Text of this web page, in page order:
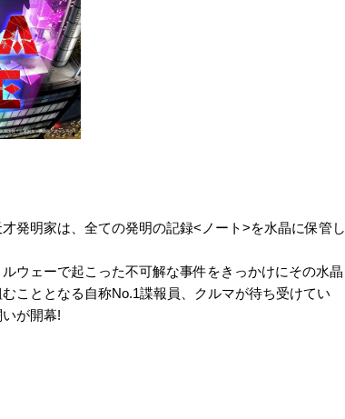
発明家は、全ての発明の記録<ノート>を水晶に保管し
ウェーで起こった不可解な事件をきっかけにその水晶
こととなる自称No.1諜報員、クルマが待ち受けてい
が開幕!